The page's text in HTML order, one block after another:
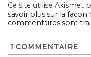
Ce site utilise Akismet
savoir plus sur la
commentaires sont
1 COMMENTAIRE